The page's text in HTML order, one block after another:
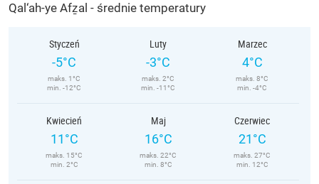
Qal‘ah-ye Afẕal - średnie temperatury
Styczeń
-5°C
maks. 1°C
min. -12°C
Luty
-3°C
maks. 2°C
min. -11°C
Marzec
4°C
maks. 8°C
min. -4°C
Kwiecień
11°C
maks. 15°C
min. 2°C
Maj
16°C
maks. 22°C
min. 8°C
Czerwiec
21°C
maks. 27°C
min. 12°C